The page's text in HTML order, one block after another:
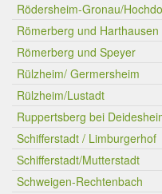
Rödersheim-Gronau/
Römerberg und Harthausen
Römerberg und Speyer
Rülzheim/ Germersheim
Rülzheim/Lustadt
Ruppertsberg bei
Schifferstadt / Limburgerhof
Schifferstadt/Mutterstadt
Schweigen-Rechtenbach